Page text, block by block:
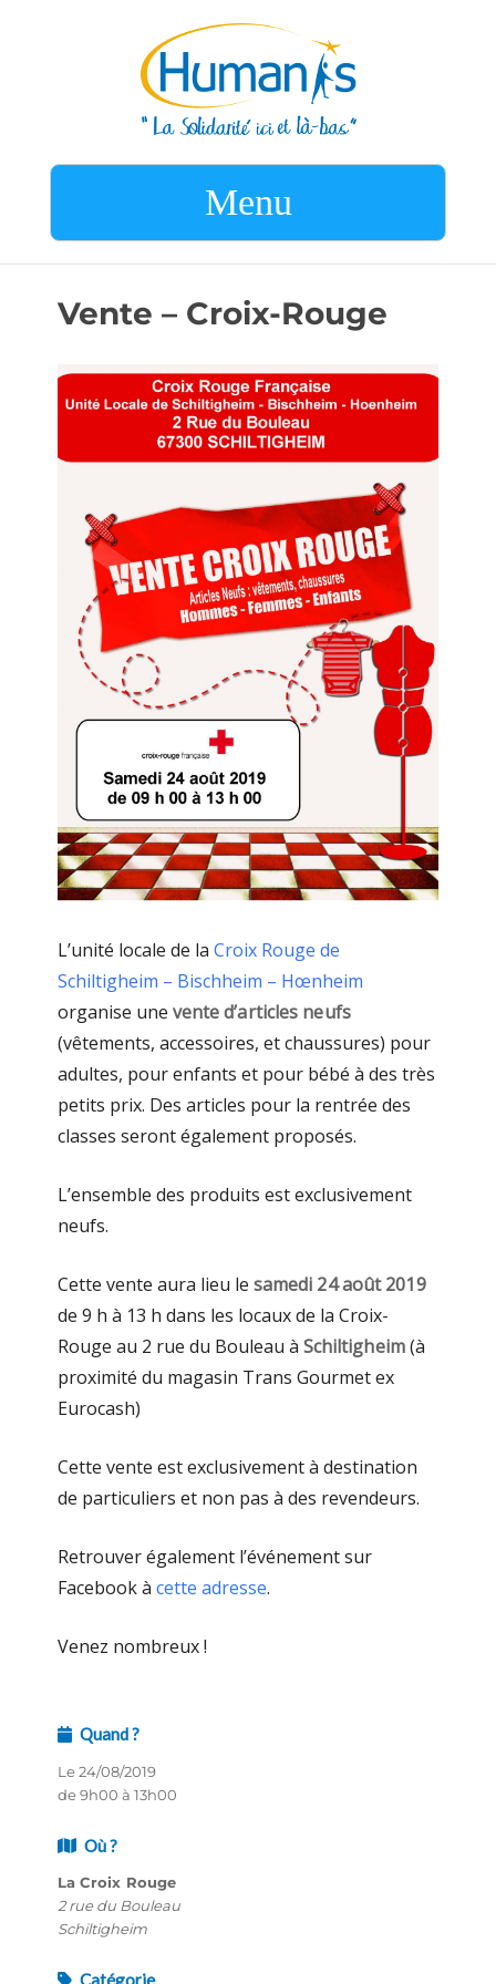
Menu
Vente – Croix-Rouge
L’unité locale de la Croix Rouge de
Schiltigheim – Bischheim – Hœnheim
organise une vente d’articles neufs
(vêtements, accessoires, et chaussures) pour
adultes, pour enfants et pour bébé à des très
petits prix. Des articles pour la rentrée des
classes seront également proposés.
L’ensemble des produits est exclusivement
neufs.
Cette vente aura lieu le samedi 24 août 2019
de 9 h à 13 h dans les locaux de la Croix-
Rouge au 2 rue du Bouleau à Schiltigheim(à
proximité du magasin Trans Gourmet ex
Eurocash)
Cette vente est exclusivement à destination
de particuliers et non pas à des revendeurs.
Retrouver également l’événement sur
Facebook à cette adresse.
Venez nombreux !
Quand ?
Le 24/08/2019
de 9h00 à 13h00
Où ?
La Croix Rouge
2 rue du Bouleau
Schiltigheim
Catégorie